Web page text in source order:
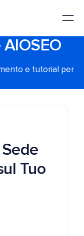
e tutorial per
Tuo